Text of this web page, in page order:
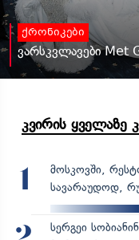
ქრონიკები
ვარსკვლავები Met
კვირის ყველაზე
1
მოსკოვში,
სავარაუდოდ,
სერგეი